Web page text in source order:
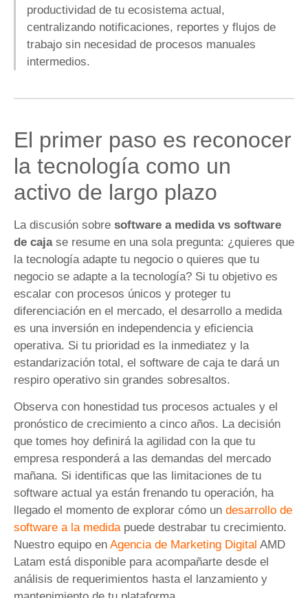
productividad de tu ecosistema actual,
centralizando notificaciones, reportes y flujos de
trabajo sin necesidad de procesos manuales
intermedios.
El primer paso es reconocer
la tecnología como un
activo de largo plazo
La discusión sobre software a medida vs software
de cajase resume en una sola pregunta: ¿quieres que
la tecnología adapte tu negocio o quieres que tu
negocio se adapte a la tecnología? Si tu objetivo es
escalar con procesos únicos y proteger tu
diferenciación en el mercado, el desarrollo a medida
es una inversión en independencia y eficiencia
operativa. Si tu prioridad es la inmediatez y la
estandarización total, el software de caja te dará un
respiro operativo sin grandes sobresaltos.
Observa con honestidad tus procesos actuales y el
pronóstico de crecimiento a cinco años. La decisión
que tomes hoy definirá la agilidad con la que tu
empresa responderá a las demandas del mercado
mañana. Si identificas que las limitaciones de tu
software actual ya están frenando tu operación, ha
llegado el momento de explorar cómo un desarrollo de
software a la medidapuede destrabar tu crecimiento.
Nuestro equipo en Agencia de Marketing Digital AMD
Latam está disponible para acompañarte desde el
análisis de requerimientos hasta el lanzamiento y